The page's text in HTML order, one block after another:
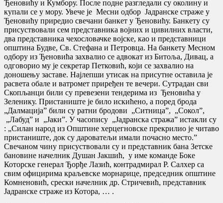
Ђеновићу и Кумбору. После подне разгледали су околину и
купали се у мору. Увече је Месни одбор Јадранске страже у
Ђеновићу приредио свечани банкет у Ђеновићу. Банкету су
присуствовали сем представника војних и цивилних власти,
два представника чехословачке војске, као и представници
општина Будве, Св. Стефана и Петровца. На банкету Месном
одбору из Ђеновића захвалио се адвокат из Битоља, Дивац, а
одговорио му је секретар Петковић, који се захвалио на
доношењу заставе. Најлепши утисак на присутне оставила је
расвета обале и ватромет приређен те вечери. Сутрадан сви
Скопљанци били су превезени тендерима из Ђеновића у
Зеленику. Пристаниште је било искићено, а поред брода
„Далмација” били су ратни бродови „Ситница”, „Сокол”,
„Лабуд” и „Јаки”. У часопису „Јадранска стража” истакли су
: „Силан народ из Општине херцегновске прекрилио је читаво
пристаниште, док су дароватељи имали почасно место.”
Свечаном чину присуствовали су и представник бана Зетске
бановине начелник Душан Јакшић, у име команде Боке
Которске генерал Ђорђе Лазић, контрадмирал Р. Салхер са
свим официрима краљевске морнарице, председник општине
Комненовић, срески начелник др. Стричевић, представник
Јадранске страже из Котора, … .